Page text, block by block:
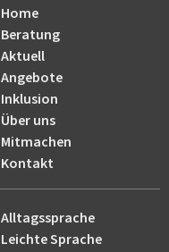
Home
Beratung
Aktuell
Angebote
Inklusion
Über uns
Mitmachen
Kontakt
Alltagssprache
Leichte Sprache